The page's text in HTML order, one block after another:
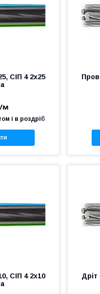
СІП 4 2х25
м
і в роздріб
СІП 4 2х10
Дріт